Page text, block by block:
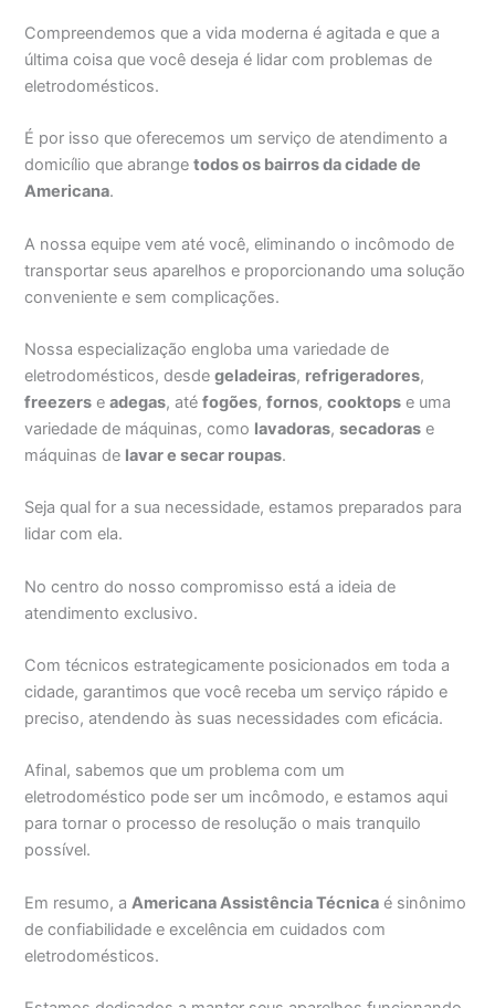
Compreendemos que a vida moderna é agitada e que a
última coisa que você deseja é lidar com problemas de
eletrodomésticos.
É por isso que oferecemos um serviço de atendimento a
domicílio que abrangetodos os bairros da cidade de
Americana.
A nossa equipe vem até você, eliminando o incômodo de
transportar seus aparelhos e proporcionando uma solução
conveniente e sem complicações.
Nossa especialização engloba uma variedade de
eletrodomésticos, desdegeladeiras, refrigeradores,
freezers eadegas, atéfogões,fornos,cooktops e uma
variedade de máquinas, como lavadoras,secadoras e
máquinas de lavar e secar roupas.
Seja qual for a sua necessidade, estamos preparados para
lidar com ela.
No centro do nosso compromisso está a ideia de
atendimento exclusivo.
Com técnicos estrategicamente posicionados em toda a
cidade, garantimos que você receba um serviço rápido e
preciso, atendendo às suas necessidades com eficácia.
Afinal, sabemos que um problema com um
eletrodoméstico pode ser um incômodo, e estamos aqui
para tornar o processo de resolução o mais tranquilo
possível.
Em resumo, aAmericana Assistência Técnica é sinônimo
de confiabilidade e excelência em cuidados com
eletrodomésticos.